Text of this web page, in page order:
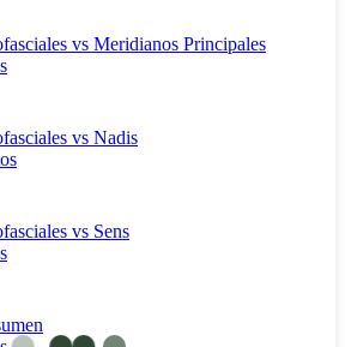
vs Meridianos Principales
vs Nadis
vs Sens